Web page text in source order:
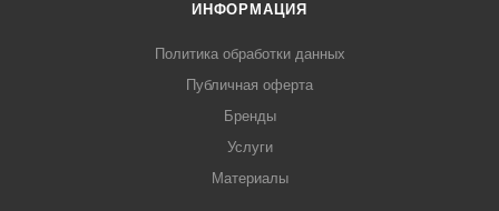
ИНФОРМАЦИЯ
Политика обработки данных
Публичная оферта
Бренды
Услуги
Материалы